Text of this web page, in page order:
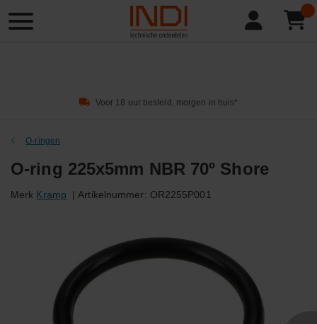
Product
zoeken
Voor 18 uur besteld, morgen in huis*
O-ringen
O-ring 225x5mm NBR 70º Shore
Merk Kramp | Artikelnummer: OR2255P001